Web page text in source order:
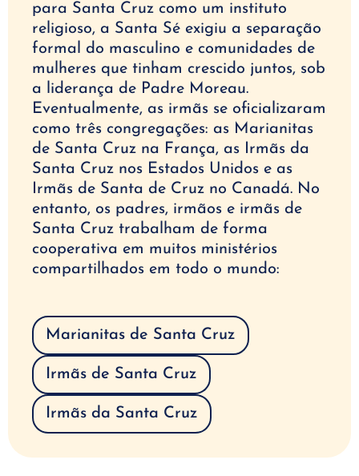
para Santa Cruz como um instituto
religioso, a Santa Sé exigiu a separação
formal do masculino e comunidades de
mulheres que tinham crescido juntos, sob
a liderança de Padre Moreau.
Eventualmente, as irmãs se oficializaram
como três congregações: as Marianitas
de Santa Cruz na França, as Irmãs da
Santa Cruz nos Estados Unidos e as
Irmãs de Santa de Cruz no Canadá. No
entanto, os padres, irmãos e irmãs de
Santa Cruz trabalham de forma
cooperativa em muitos ministérios
compartilhados em todo o mundo:
Marianitas de Santa Cruz
Irmãs de Santa Cruz
Irmãs da Santa Cruz